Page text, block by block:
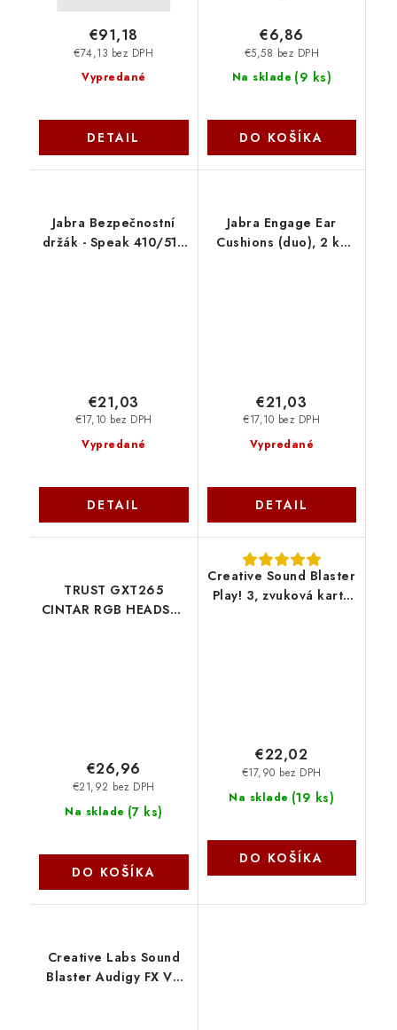
Vypredané
€74,13 bez DPH
€91,18
DETAIL
Na sklade (9 ks)
€5,58 bez DPH
€6,86
DO KOŠÍKA
Jabra Bezpečnostní
držák - Speak 410/510
Vypredané
€17,10 bez DPH
€21,03
DETAIL
Jabra Engage Ear
Cushions (duo), 2 ks
Vypredané
€17,10 bez DPH
€21,03
DETAIL
TRUST GXT265
CINTAR RGB HEADSET
Na sklade (7 ks)
€21,92 bez DPH
€26,96
DO KOŠÍKA
Creative Sound Blaster
Play! 3, zvuková karta
Na sklade (19 ks)
€17,90 bez DPH
€22,02
DO KOŠÍKA
Creative Labs Sound
Blaster Audigy FX V2